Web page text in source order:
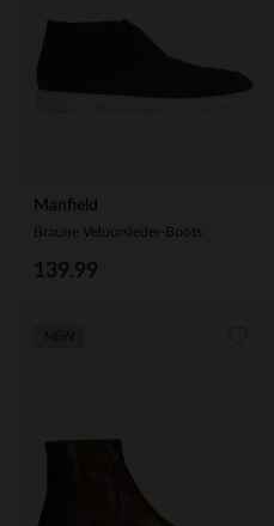
Manfield
Braune Veloursleder-Boots
139.99